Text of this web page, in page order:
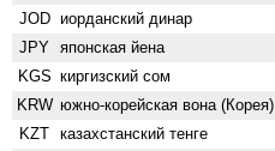
JOD иорданский динар
JPY японская йена
KGS киргизский сом
KRW южно-корейская вона (Корея)
KZT казахстанский тенге